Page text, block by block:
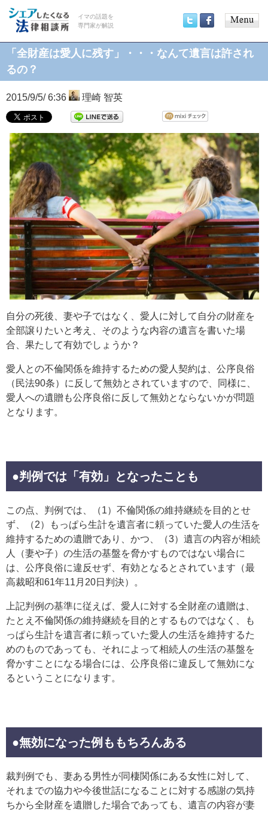
イマの話題を
専門家が解説
menu
「全財産は愛人に残す」・・・なんて遺言は許され
るの？
2015/9/5/ 6:36 理崎 智英
自分の死後、妻や子ではなく、愛人に対して自分の財産を
全部譲りたいと考え、そのような内容の遺言を書いた場
合、果たして有効でしょうか？
愛人との不倫関係を維持するための愛人契約は、公序良俗
（民法90条）に反して無効とされていますので、同様に、
愛人への遺贈も公序良俗に反して無効とならないかが問題
となります。
●判例では「有効」となったことも
この点、判例では、（1）不倫関係の維持継続を目的とせ
ず、（2）もっぱら生計を遺言者に頼っていた愛人の生活を
維持するための遺贈であり、かつ、（3）遺言の内容が相続
人（妻や子）の生活の基盤を脅かすものではない場合に
は、公序良俗に違反せず、有効となるとされています（最
高裁昭和61年11月20日判決）。
上記判例の基準に従えば、愛人に対する全財産の遺贈は、
たとえ不倫関係の維持継続を目的とするものではなく、も
っぱら生計を遺言者に頼っていた愛人の生活を維持するた
めのものであっても、それによって相続人の生活の基盤を
脅かすことになる場合には、公序良俗に違反して無効にな
るということになります。
●無効になった例ももちろんある
裁判例でも、妻ある男性が同棲関係にある女性に対して、
それまでの協力や今後世話になることに対する感謝の気持
ちから全財産を遺贈した場合であっても、遺言の内容が妻